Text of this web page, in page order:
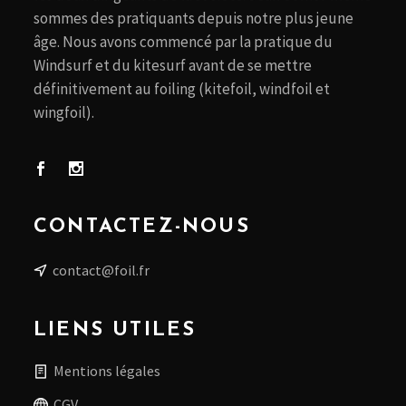
sommes des pratiquants depuis notre plus jeune
âge. Nous avons commencé par la pratique du
Windsurf et du kitesurf avant de se mettre
définitivement au foiling (kitefoil, windfoil et
wingfoil).
CONTACTEZ-NOUS
contact@foil.fr
LIENS UTILES
Mentions légales